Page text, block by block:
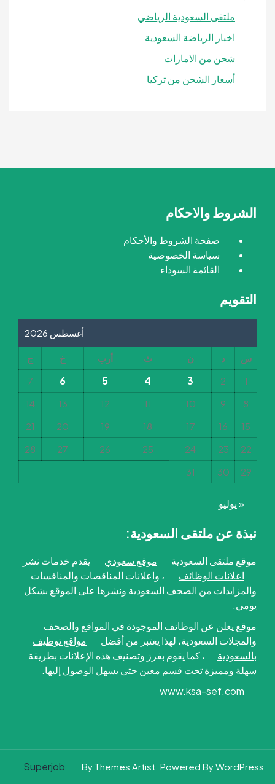
ملتقى السعودية الرياضي
اخبار الرياضة السعودية
شحن من الامارات
أسعار الشحن من تركيا
الشروط والاحكام
صفحة الشروط والأحكام
سياسة الخصوصية
القائمة السوداء
التقويم
أغسطس 2026
س د ن ث أرب خ
ج
1
2
3
4
5
6
7
8
9
10
11
12
13
14
15
16
17
18
19
20
21
22
23
24
25
26
27
28
29
30
31
« يوليو
نبذة عن ملتقى السعودية:
موقع ملتقى السعودية موقع سعودي
يقدم خدمات نشر
اعلانات الوظائف
، واعلانات المناقصات والمنافسات
والمزايدات من الصحف السعودية ونشرها على الموقع بشكل
يومي.
موقع يعلن عن الوظائف الموجودة في المواقع والصحف
والمجلات السعودية، لهذا يعتبر من أفضل
مواقع توظيف
بالسعودية
، كما يقوم بفرز وتصنيف هذه الإعلانات بطريقة
سهلة ومميزة تحت قسم معين حتى يسهل الوصول إليها.
www.ksa-sef.com
Superjob By Themes Artist. Powered By WordPress